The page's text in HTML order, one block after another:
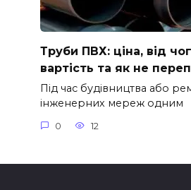
Труби ПВХ: ціна, від
вартість та як не
Під час будівництва або
інженерних мереж одним
0 12